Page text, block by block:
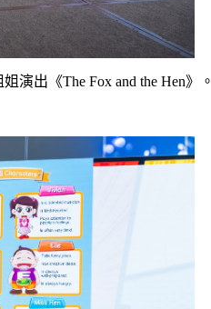
演出《The Fox and the Hen》。